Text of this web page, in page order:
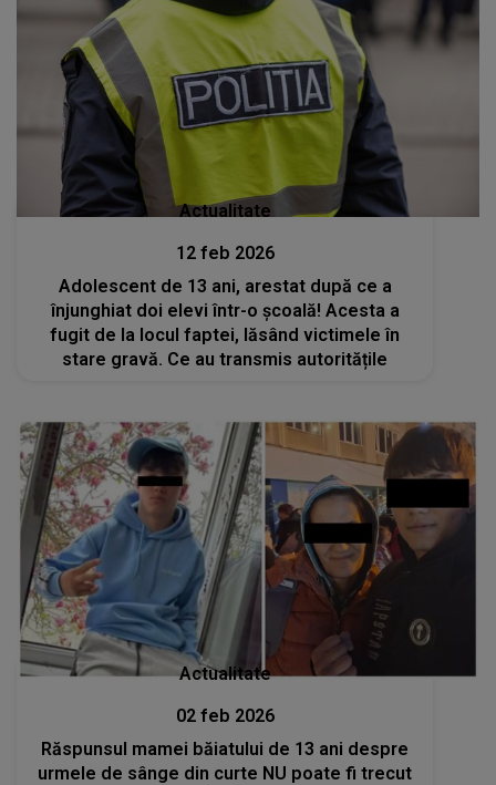
Actualitate
12 feb 2026
Adolescent de 13 ani, arestat după ce a
înjunghiat doi elevi într-o școală! Acesta a
fugit de la locul faptei, lăsând victimele în
stare gravă. Ce au transmis autoritățile
Actualitate
02 feb 2026
Răspunsul mamei băiatului de 13 ani despre
urmele de sânge din curte NU poate fi trecut